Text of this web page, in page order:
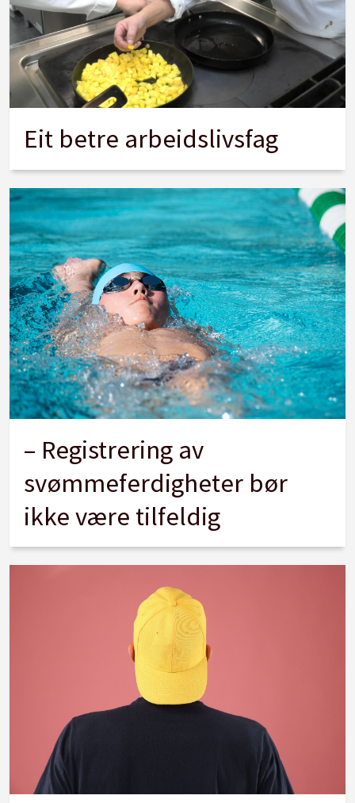
Eit betre arbeidslivsfag
– Registrering av
svømmeferdigheter bør
ikke være tilfeldig